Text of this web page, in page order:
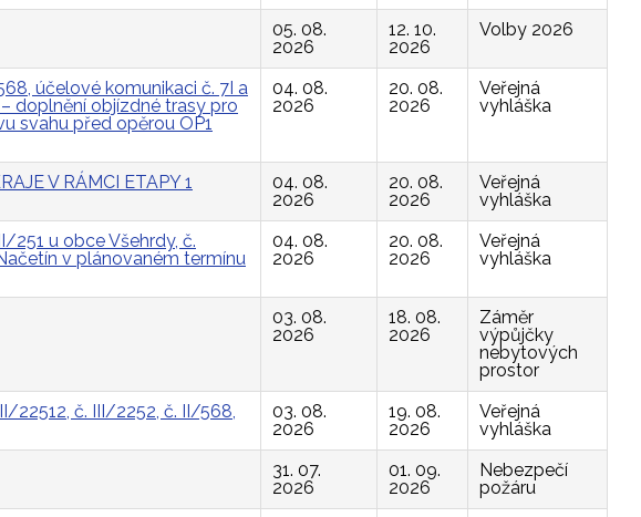
05. 08.
2026
12. 10.
2026
Volby 2026
účelové komunikaci č. 7I a
doplnění objízdné trasy pro
svahu před opěrou OP1
04. 08.
2026
20. 08.
2026
Veřejná
vyhláška
V RÁMCI ETAPY 1
04. 08.
2026
20. 08.
2026
Veřejná
vyhláška
u obce Všehrdy, č.
v plánovaném termínu
04. 08.
2026
20. 08.
2026
Veřejná
vyhláška
03. 08.
2026
18. 08.
2026
Záměr
výpůjčky
nebytových
prostor
22512, č. III/2252, č. II/568,
03. 08.
2026
19. 08.
2026
Veřejná
vyhláška
31. 07.
2026
01. 09.
2026
Nebezpečí
požáru